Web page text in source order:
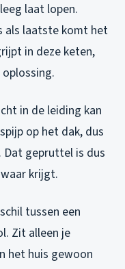
laat lopen.
als laatste komt het
in deze keten,
in de leiding kan
op het dak, dus
Dat gepruttel is dus
krijgt.
tussen een
Zit alleen je
het huis gewoon